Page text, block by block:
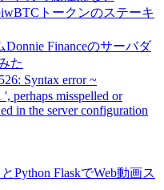
iwBTCトークンのステーキ
Financeのサーバダ
た
Syntax error ~
perhaps misspelled or
in the server configuration
Python FlaskでWeb動画ス